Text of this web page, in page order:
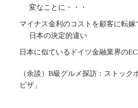
変なことに・・・
マイナス金利のコストを顧客に転嫁
日本の決定的違い
日本に似ているドイツ金融業界の
（余談）B級グルメ探訪：ストック
ピザ」